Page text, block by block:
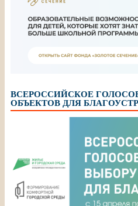
ВСЕРОССИЙСКОЕ
ОБЪЕКТОВ ДЛЯ